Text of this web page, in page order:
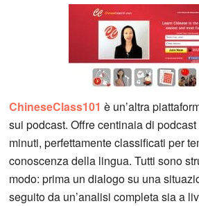
ChineseClass101 è un’altra
sui podcast. Offre centinaia di
minuti, perfettamente classificati per
conoscenza della lingua. Tutti sono
modo: prima un dialogo su una
seguito da un’analisi completa sia a